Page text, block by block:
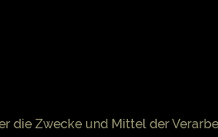
die Zwecke und Mittel der